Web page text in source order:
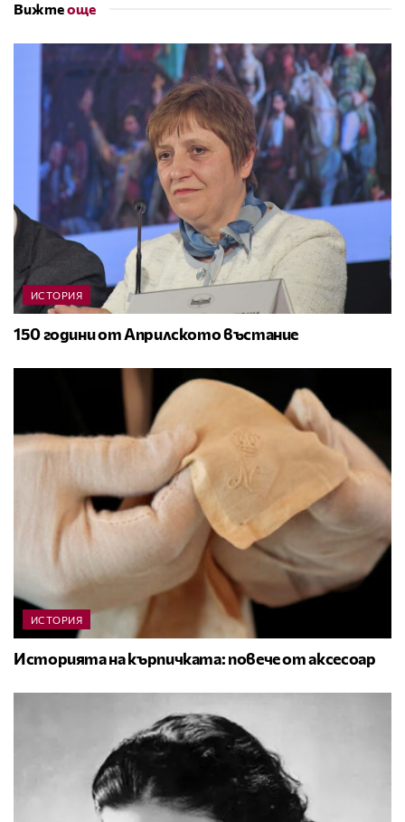
Вижтеоще
ИСТОРИЯ
150 години от Априлското въстание
ИСТОРИЯ
Историята на кърпичката: повече от аксесоар